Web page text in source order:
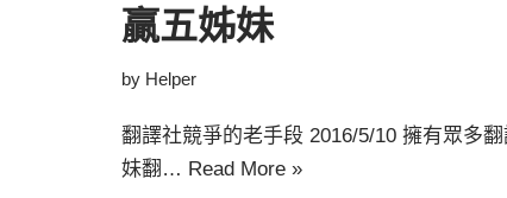
贏五姊妹
by Helper
翻譯社競爭的老手段 2016/5/10 擁有眾多
妹翻… Read More »